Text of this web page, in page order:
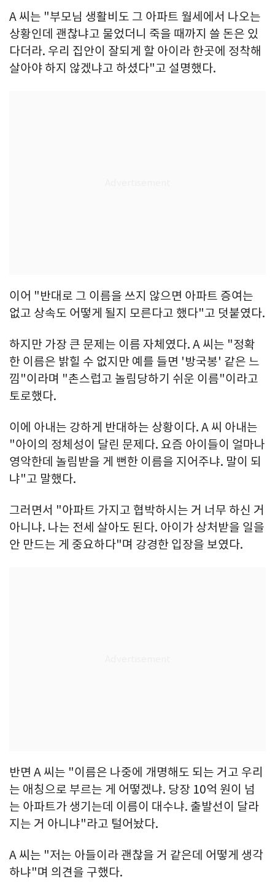
A 씨는 "부모님 생활비도 그 아파트 월세에서 나오는
상황인데 괜찮냐고 물었더니 죽을 때까지 쓸 돈은 있
다더라. 우리 집안이 잘되게 할 아이라 한곳에 정착해
살아야 하지 않겠냐고 하셨다"고 설명했다.
이어 "반대로 그 이름을 쓰지 않으면 아파트 증여는
없고 상속도 어떻게 될지 모른다고 했다"고 덧붙였다.
하지만 가장 큰 문제는 이름 자체였다. A 씨는 "정확
한 이름은 밝힐 수 없지만 예를 들면 '방국봉' 같은 느
낌"이라며 "촌스럽고 놀림당하기 쉬운 이름"이라고
토로했다.
이에 아내는 강하게 반대하는 상황이다. A 씨 아내는
"아이의 정체성이 달린 문제다. 요즘 아이들이 얼마나
영악한데 놀림받을 게 뻔한 이름을 지어주냐. 말이 되
냐"고 말했다.
그러면서 "아파트 가지고 협박하시는 거 너무 하신 거
아니냐. 나는 전세 살아도 된다. 아이가 상처받을 일을
안 만드는 게 중요하다"며 강경한 입장을 보였다.
반면 A 씨는 "이름은 나중에 개명해도 되는 거고 우리
는 애칭으로 부르는 게 어떻겠냐. 당장 10억 원이 넘
는 아파트가 생기는데 이름이 대수냐. 출발선이 달라
지는 거 아니냐"라고 털어놨다.
A 씨는 "저는 아들이라 괜찮을 거 같은데 어떻게 생각
하냐"며 의견을 구했다.